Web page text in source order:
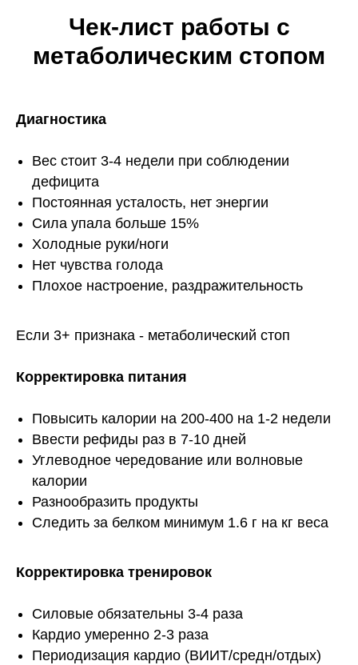
Чек-лист работы с
метаболическим стопом
Диагностика
Вес стоит 3-4 недели при соблюдении
дефицита
Постоянная усталость, нет энергии
Сила упала больше 15%
Холодные руки/ноги
Нет чувства голода
Плохое настроение, раздражительность
Если 3+ признака - метаболический стоп
Корректировка питания
Повысить калории на 200-400 на 1-2 недели
Ввести рефиды раз в 7-10 дней
Углеводное чередование или волновые
калории
Разнообразить продукты
Следить за белком минимум 1.6 г на кг веса
Корректировка тренировок
Силовые обязательны 3-4 раза
Кардио умеренно 2-3 раза
Периодизация кардио (ВИИТ/средн/отдых)